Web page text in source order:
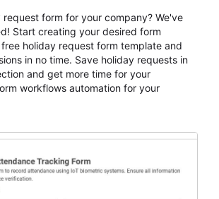
request form for your company? We've
Start creating your desired form
holiday request form template and
in no time. Save holiday requests in
and get more time for your
workflows automation for your